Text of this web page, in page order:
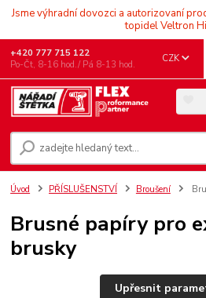
Jsme výhradní dovozci a autorizovaní
topidel Veltron
CZK
+420 777 715 122
Po-Čt, 8-16 hod./ Pá 8-13 hod.
Úvod PŘÍSLUŠENSTVÍ Broušení
Brusné papíry pro
brusky
Upřesnit